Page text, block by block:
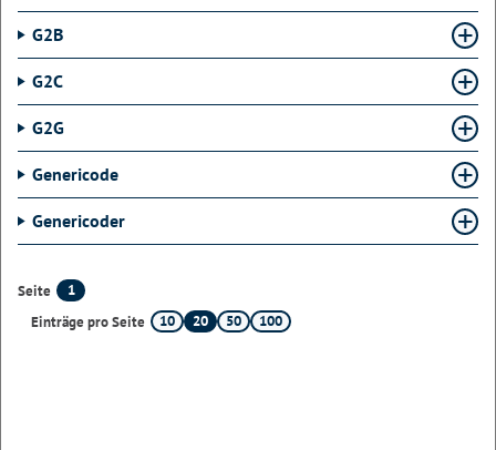
G2B
G2C
G2G
Genericode
Genericoder
Seite
1
Einträge pro Seite
10 20 50 100